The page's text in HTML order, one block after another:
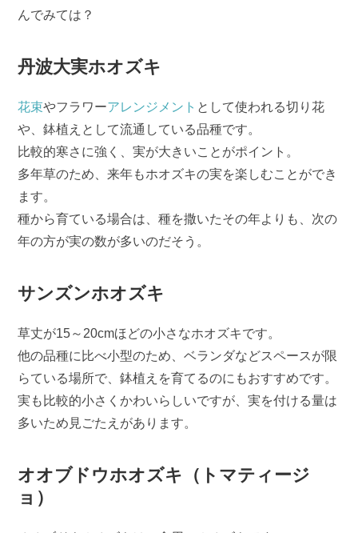
んでみては？
丹波大実ホオズキ
花束やフラワーアレンジメント として使われる切り花
や、鉢植えとして流通している品種です。
比較的寒さに強く、実が大きいことがポイント。
多年草のため、来年もホオズキの実を楽しむことができ
ます。
種から育ている場合は、種を撒いたその年よりも、次の
年の方が実の数が多いのだそう。
サンズンホオズキ
草丈が15～20cmほどの小さなホオズキです。
他の品種に比べ小型のため、ベランダなどスペースが限
らている場所で、鉢植えを育てるのにもおすすめです。
実も比較的小さくかわいらしいですが、実を付ける量は
多いため見ごたえがあります。
オオブドウホオズキ（トマティージ
ョ）